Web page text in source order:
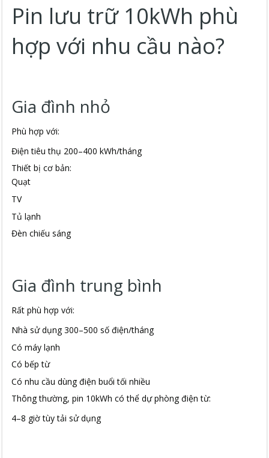
Pin lưu trữ 10kWh phù
hợp với nhu cầu nào?
Gia đình nhỏ
Phù hợp với:
Điện tiêu thụ 200–400 kWh/tháng
Thiết bị cơ bản:
Quạt
TV
Tủ lạnh
Đèn chiếu sáng
Gia đình trung bình
Rất phù hợp với:
Nhà sử dụng 300–500 số điện/tháng
Có máy lạnh
Có bếp từ
Có nhu cầu dùng điện buổi tối nhiều
Thông thường, pin 10kWh có thể dự phòng điện từ:
4–8 giờ tùy tải sử dụng